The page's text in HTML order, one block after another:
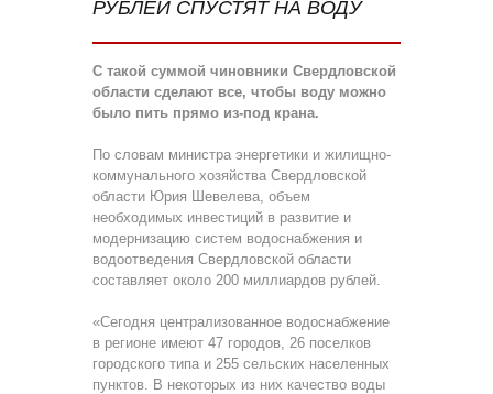
РУБЛЕЙ СПУСТЯТ НА ВОДУ
С такой суммой чиновники Свердловской
области сделают все, чтобы воду можно
было пить прямо из-под крана.
По словам министра энергетики и жилищно-
коммунального хозяйства Свердловской
области Юрия Шевелева, объем
необходимых инвестиций в развитие и
модернизацию систем водоснабжения и
водоотведения Свердловской области
составляет около 200 миллиардов рублей.
«Сегодня централизованное водоснабжение
в регионе имеют 47 городов, 26 поселков
городского типа и 255 сельских населенных
пунктов. В некоторых из них качество воды